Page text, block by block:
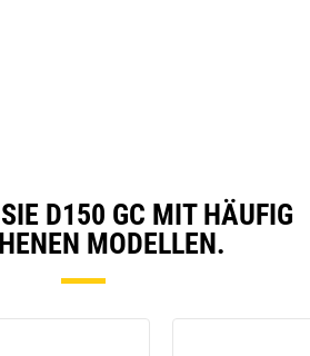
D150 GC MIT HÄUFIG
MODELLEN.